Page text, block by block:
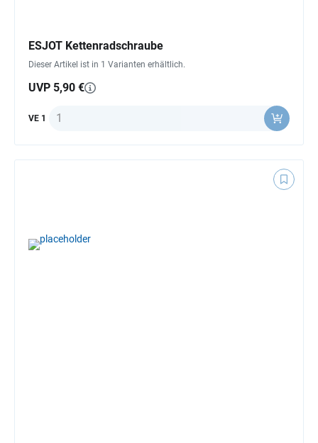
ESJOT Kettenradschraube
Dieser Artikel ist in 1 Varianten erhältlich.
UVP 5,90 €
VE 1 Anzahl